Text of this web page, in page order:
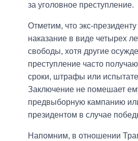
за уголовное преступление.
Отметим, что экс-президенту
наказание в виде четырех
свободы, хотя другие
преступление часто
сроки, штрафы или
Заключение не помешает
предвыборную кампанию
президентом в случае
Напомним, в отношении